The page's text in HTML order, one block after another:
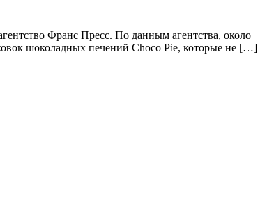
Франс Пресс. По данным агентства, около
шоколадных печений Choco Pie, которые не […]